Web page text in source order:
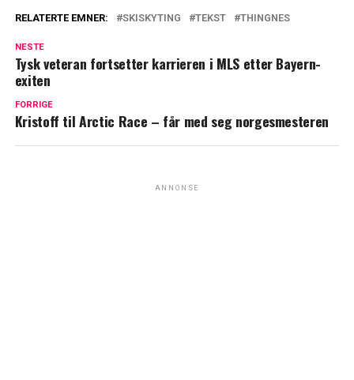
RELATERTE EMNER: SKISKYTING TEKST THINGNES
NESTE
Tysk veteran fortsetter karrieren i MLS etter Bayern-
exiten
FORRIGE
Kristoff til Arctic Race – får med seg norgesmesteren
ANNONSE